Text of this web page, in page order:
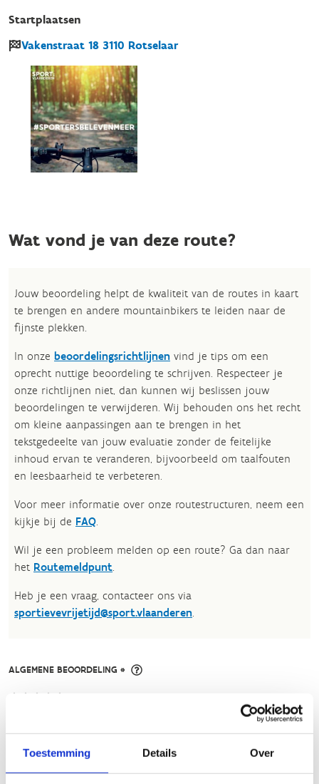
Toestemming Details Over
Startplaatsen
Vakenstraat 18 3110 Rotselaar
Wat vond je van deze route?
Jouw beoordeling helpt de kwaliteit van de routes in kaart
te brengen en andere mountainbikers te leiden naar de
fijnste plekken.
In onze beoordelingsrichtlijnen vind je tips om een
oprecht nuttige beoordeling te schrijven. Respecteer je
onze richtlijnen niet, dan kunnen wij beslissen jouw
beoordelingen te verwijderen. Wij behouden ons het recht
om kleine aanpassingen aan te brengen in het
tekstgedeelte van jouw evaluatie zonder de feitelijke
inhoud ervan te veranderen, bijvoorbeeld om taalfouten
en leesbaarheid te verbeteren.​
Voor meer informatie over onze routestructuren, neem een
kijkje bij de FAQ.
Wil je een probleem melden op een route? Ga dan naar
het Routemeldpunt.
Heb je een vraag, contacteer ons via
sportievevrijetijd@sport.vlaanderen.​
ALGEMENE BEOORDELING *
FYSIEKE INSPANNING